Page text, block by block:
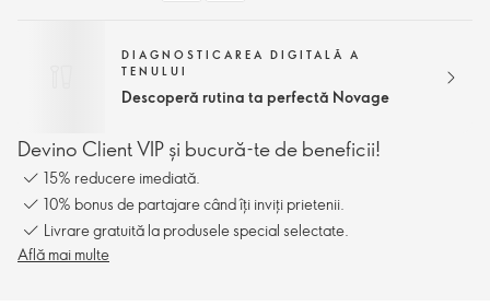
DIAGNOSTICAREA DIGITALĂ A
TENULUI
Descoperă rutina ta perfectă Novage
Devino Client VIP și bucură-te de beneficii!
15% reducere imediată.
10% bonus de partajare când îți inviți prietenii.
Livrare gratuită la produsele special selectate.
Află mai multe